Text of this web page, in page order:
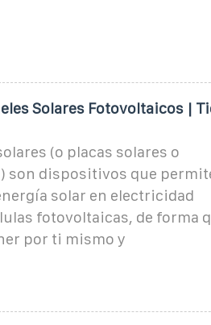
Solares Fotovoltaicos |
(o placas solares o
son dispositivos que
solar en electricidad
fotovoltaicas, de forma
por ti mismo y